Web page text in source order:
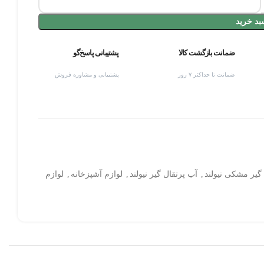
خرید
ضمانت بازگشت کالا
ضمانت تا حداکثر ۷ روز
پشتیبانی پاسخ‌گو
پشتیبانی و مشاوره فروش
گیر مشکی نیولند , آب پرتقال گیر نیولند , لوازم آشپزخانه , لوازم